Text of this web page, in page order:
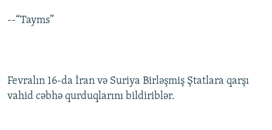
--“Tayms”
Fevralın 16-da İran və Suriya Birləşmiş Ştatlara qarşı
vahid cəbhə qurduqlarını bildiriblər.